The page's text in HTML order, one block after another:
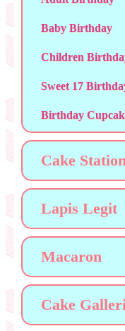
Baby Birthday
Children
Sweet 17
Birthday
Cake
Lapis Legit
Macaron
Cake